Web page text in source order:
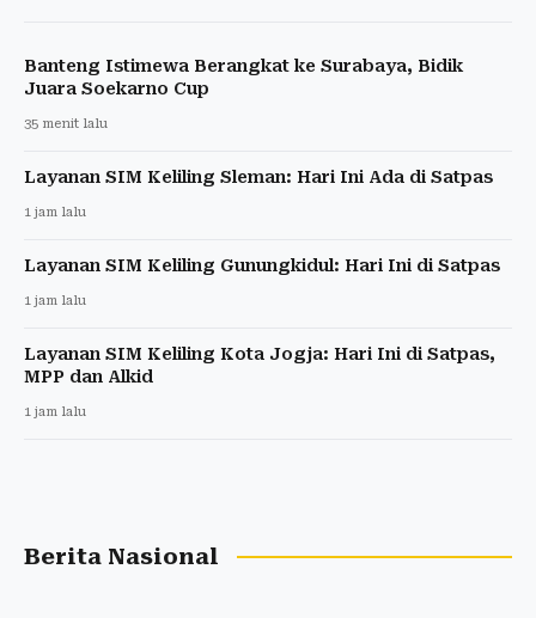
Banteng Istimewa Berangkat ke Surabaya, Bidik
Juara Soekarno Cup
35 menit lalu
Layanan SIM Keliling Sleman: Hari Ini Ada di Satpas
1 jam lalu
Layanan SIM Keliling Gunungkidul: Hari Ini di Satpas
1 jam lalu
Layanan SIM Keliling Kota Jogja: Hari Ini di Satpas,
MPP dan Alkid
1 jam lalu
Berita Nasional